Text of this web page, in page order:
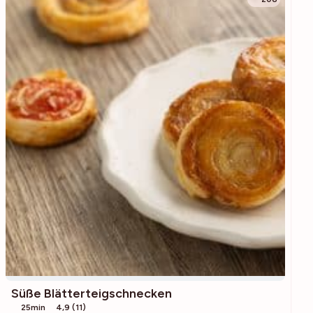
Süße Blätterteigschnecken
25min 4,9 (11)